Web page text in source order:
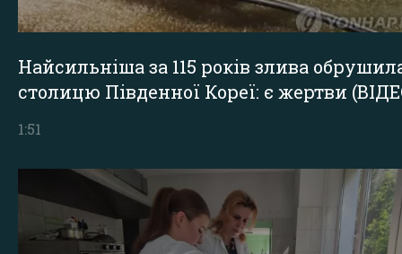
Найсильніша за 115 років злива
столицю Південної Кореї: є жертви
1:51